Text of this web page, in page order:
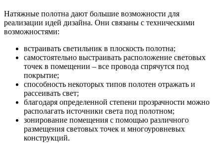
Натяжные полотна дают большие возможности для
реализации идей дизайна. Они связаны с техническими
возможностями:
встраивать светильник в плоскость полотна;
самостоятельно выстраивать расположение световых
точек в помещении – все провода спрячутся под
покрытие;
способность некоторых типов полотен отражать и
рассеивать свет;
благодаря определенной степени прозрачности можно
располагать источники света под полотном;
зонирование помещения с помощью различного
размещения световых точек и многоуровневых
конструкций.